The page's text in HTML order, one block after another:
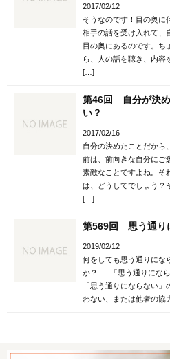
2017/02/12
そうなのです！目の奥に
相手の話を受け入れて、
目の奥にあるのです。ち
ら、人の話を聴き、内容
[…]
第46回 自分が決め
い？
2017/02/16
自分の決めたことだから
前は、前向きな自分にご
素敵なことですよね。そ
は、どうしてでしょう？
[…]
第569回 思う通り
2019/02/12
何をしても思う通りにな
か？ 「思う通りになら
「思う通りにならない
わない、または他者の